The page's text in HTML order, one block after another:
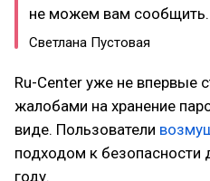
не можем вам сообщить.
Светлана Пустовая
Ru-Center уже не впервые
жалобами на хранение
виде. Пользователи
подходом к
году.